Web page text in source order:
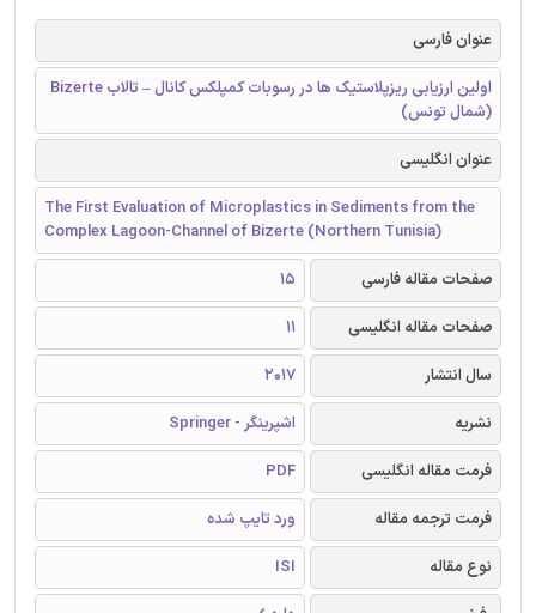
عنوان فارسی
اولین ارزیابی ریزپلاستیک ها در رسوبات کمپلکس کانال – تالاب Bizerte
(شمال تونس)
عنوان انگلیسی
The First Evaluation of Microplastics in Sediments from the
Complex Lagoon-Channel of Bizerte (Northern Tunisia)
صفحات مقاله فارسی
15
صفحات مقاله انگلیسی
11
سال انتشار
2017
نشریه
اشپرینگر - Springer
فرمت مقاله انگلیسی
PDF
فرمت ترجمه مقاله
ورد تایپ شده
نوع مقاله
ISI